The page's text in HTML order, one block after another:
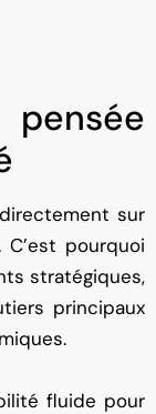
sur
pourquoi
stratégiques,
principaux
fluide pour